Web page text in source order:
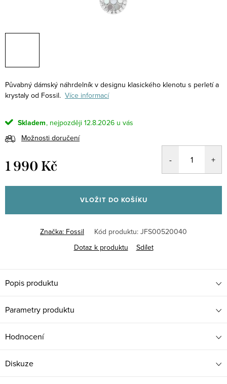
Půvabný dámský náhrdelník v designu klasického klenotu s perletí a
krystaly od Fossil. Více informací
Skladem
12.8.2026
Možnosti doručení
1 990 Kč
cena:
VLOŽIT DO KOŠÍKU
Značka: Fossil Kód produktu: JFS00520040
Dotaz k produktu
Sdílet
Popis produktu
Parametry produktu
Hodnocení
Diskuze